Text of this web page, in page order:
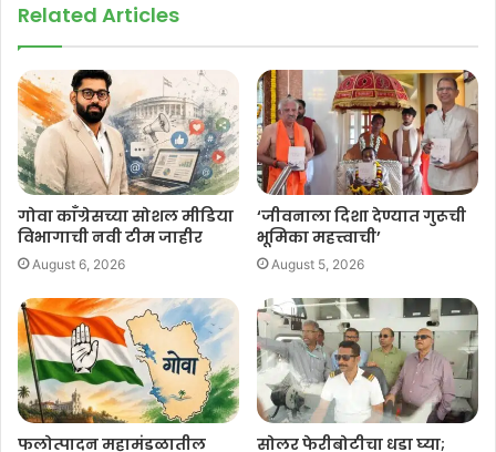
Related Articles
गोवा काँग्रेसच्या सोशल मीडिया
विभागाची नवी टीम जाहीर
August 6, 2026
‘जीवनाला दिशा देण्यात गुरूची
भूमिका महत्त्वाची’
August 5, 2026
फलोत्पादन महामंडळातील
सोलर फेरीबोटीचा धडा घ्या;